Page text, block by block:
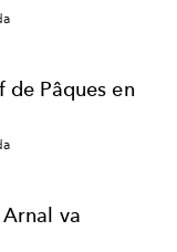
Pâques en
va